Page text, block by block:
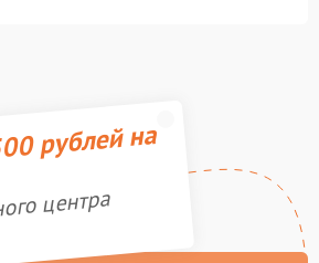
рублей на
центра